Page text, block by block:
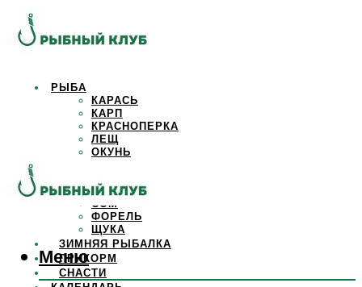
РЫБА
КАРАСЬ
КАРП
КРАСНОПЕРКА
ЛЕЩ
ОКУНЬ
САЗАН
СОМ
ФОРЕЛЬ
ЩУКА
ЗИМНЯЯ РЫБАЛКА
ПРИКОРМ
СНАСТИ
Меню